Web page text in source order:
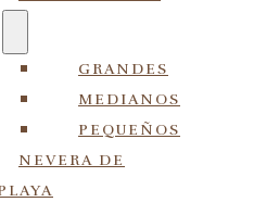
GRANDES
MEDIANOS
PEQUEÑOS
NEVERA DE